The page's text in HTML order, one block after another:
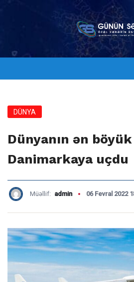
DÜNYA
Dünyanın ən
Danimarkaya uçdu
Müəllif: admin 06 Fevral 2022